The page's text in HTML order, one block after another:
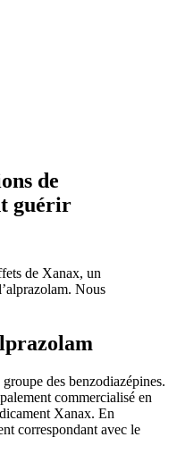
de
guérir
de Xanax, un
Nous
des benzodiazépines.
commercialisé en
Xanax. En
correspondant avec le